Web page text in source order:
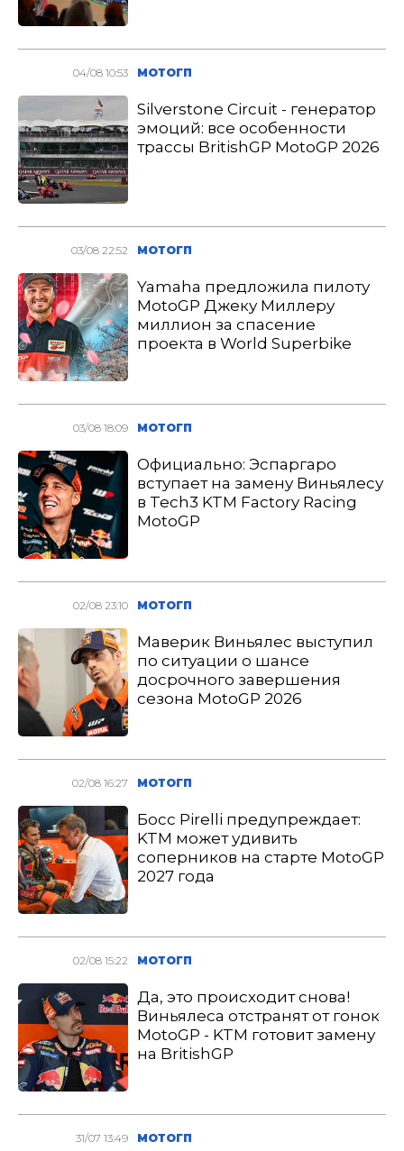
04/08 10:53 МОТОГП
Silverstone Circuit - генератор
эмоций: все особенности
трассы BritishGP MotoGP 2026
03/08 22:52 МОТОГП
Yamaha предложила пилоту
MotoGP Джеку Миллеру
миллион за спасение
проекта в World Superbike
03/08 18:09 МОТОГП
Официально: Эспаргаро
вступает на замену Виньялесу
в Tech3 KTM Factory Racing
MotoGP
02/08 23:10 МОТОГП
Маверик Виньялес выступил
по ситуации о шансе
досрочного завершения
сезона MotoGP 2026
02/08 16:27 МОТОГП
Босс Pirelli предупреждает:
KTM может удивить
соперников на старте MotoGP
2027 года
02/08 15:22 МОТОГП
Да, это происходит снова!
Виньялеса отстранят от гонок
MotoGP - KTM готовит замену
на BritishGP
31/07 13:49 МОТОГП